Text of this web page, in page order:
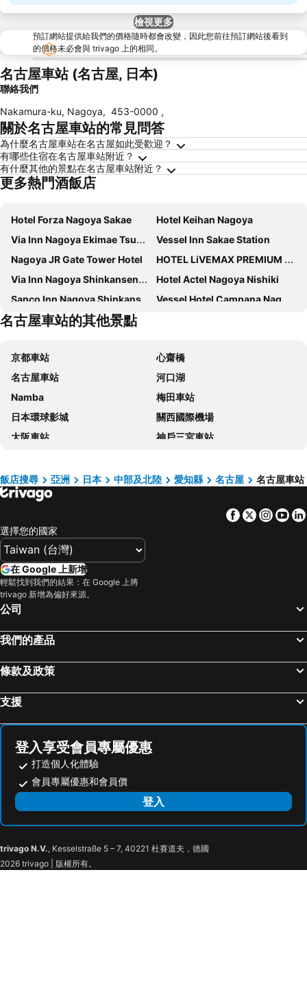
檢視更多
預訂網站提供給我們的價格隨時都會改變，因此您前往預訂網站後看到
的價格未必會與 trivago 上的相同。
名古屋車站 (名古屋, 日本)
聯絡我們
Nakamura-ku, Nagoya, 453-0000 ,
關於名古屋車站的常見問答
為什麼名古屋車站在名古屋如此受歡迎？
有哪些住宿在名古屋車站附近？
有什麼其他的景點在名古屋車站附近？
更多熱門酒飯店
Hotel Forza Nagoya Sakae
Hotel Keihan Nagoya
Via Inn Nagoya Ekimae Tsubakicho
Vessel Inn Sakae Station
Nagoya JR Gate Tower Hotel
HOTEL LiVEMAX PREMIUM Nagoya Marunouchi
Via Inn Nagoya Shinkansenguchi
Hotel Actel Nagoya Nishiki
Sanco Inn Nagoya Shinkansenguchi Annex
Vessel Hotel Campana Nagoya
Nikko Style Nagoya
Mitsui Garden Hotel Nagoya Premier
Daiwa Roynet Hotel Nagoya Shinkansenguchi
Kuretake Inn Nagoya Hisayaodori
Daiwa Roynet Hotel Nagoya Taiko dori Side
Wing International Nagoya
Sotetsu Fresa Inn Nagoya Sakuradoriguchi
Richmond Hotel Nagoya Shinkansenguchi
Sotetsu Fresa Inn Nagoya-Shinkansenguchi
Nishitetsu Hotel Croom Nagoya
Washington R&B Hotel Nagoya Shinkansenguchi
HOTEL MYSTAYS Nagoya Sakae
Dormy Inn Premium Nagoya Sakae
HOTEL LiVEMAX Nagoya Kanayama
Daiwa Roynet Hotel Nagoya Fushimi
APA Hotel Nagoya Sakae Kita
Del Style Nagoya Nayabashi By Daiwa Roynet Hotel
Toyoko Inn Nagoya Meieki Minami
Nagoya Tokyu Hotel
Comfort Hotel Nagoya Meieki Minami
Daiwa Roynet Hotel Nagoya Eki Mae
9h nine hours Nagoya station
APA Hotel Nagoya Ekimae
The Royal Park Hotel Iconic Nagoya
Daiichi Fuji Hotel
Hotel Prism
Nagoyaeki Access Hotel
Smile Hotel Nagoya Shinkansenguchi
Hotel Palace Nagoya
Meitetsu Komaki Hotel
名古屋車站的其他景點
京都車站
心齋橋
名古屋車站
河口湖
Namba
梅田車站
日本環球影城
關西國際機場
大阪車站
神戶三宮車站
合掌村
伊豆溫泉
Shinosaka Station
道頓堀
平湯溫泉
Fujisan sacred place and source of artistic inspiration
三宮車站
城崎溫泉
清水寺
靜岡車站
Chubu Centrair International Airport
大阪國際機場
強羅溫泉
名古屋飞行场
大阪城
Kanayama Station
Namba City
嵐山竹林
Fukui Station
Midland Hall
Nakamura
Toyota Commemorative Museum of Industry and Technology
Fushimi Station
飯店搜尋 亞洲 日本 中部及北陸 愛知縣 名古屋 名古屋車站
Facebook
Twitter
選擇您的國家
在 Google 上新增
輕鬆找到我們的結果：在 Google 上將
trivago 新增為偏好來源。
公司
我們的產品
條款及政策
支援
登入享受會員專屬優惠
打造個人化體驗
會員專屬優惠和會員價
登入
trivago N.V., Kesselstraße 5 – 7, 40221 杜賽道夫，德國
2026 trivago | 版權所有。